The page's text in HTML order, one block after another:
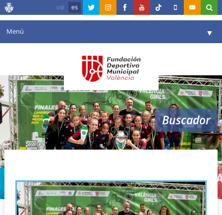
val es
Menú ▼
Agenda
Instalaciones ▼
Comunicación ▼
Valencia en deporte ▼
Reservas
Buscador
Daniela Rodríguez